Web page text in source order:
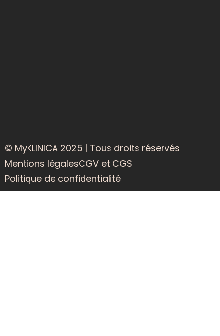
© MyKLINICA 2025 | Tous droits réservés
Mentions légalesCGV et CGS
Politique de confidentialité